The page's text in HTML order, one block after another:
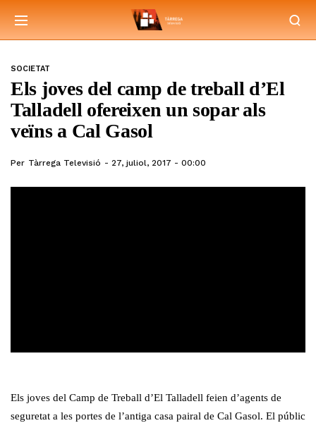
SOCIETAT
Els joves del camp de treball d’El
Talladell ofereixen un sopar als
veïns a Cal Gasol
Per Tàrrega Televisió 27, juliol, 2017 - 00:00
Els joves del Camp de Treball d’El Talladell feien d’agents de
seguretat a les portes de l’antiga casa pairal de Cal Gasol. El públic